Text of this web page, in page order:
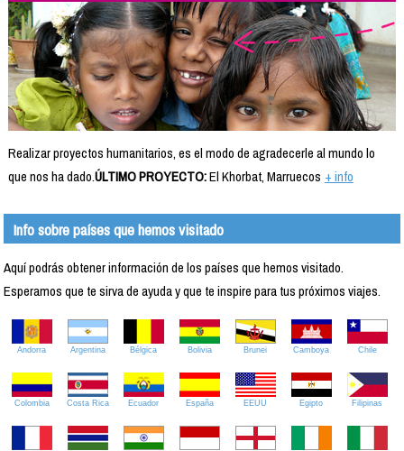
Realizar proyectos humanitarios, es el modo de agradecerle al mundo lo
que nos ha dado.ÚLTIMO PROYECTO:El Khorbat, Marruecos + info
Info sobre países que hemos visitado
Aquí podrás obtener información de los países que hemos visitado.
Esperamos que te sirva de ayuda y que te inspire para tus próximos viajes.
Andorra Argentina Bélgica Bolivia Brunei Camboya Chile
Colombia Costa Rica Ecuador España EEUU Egipto Filipinas